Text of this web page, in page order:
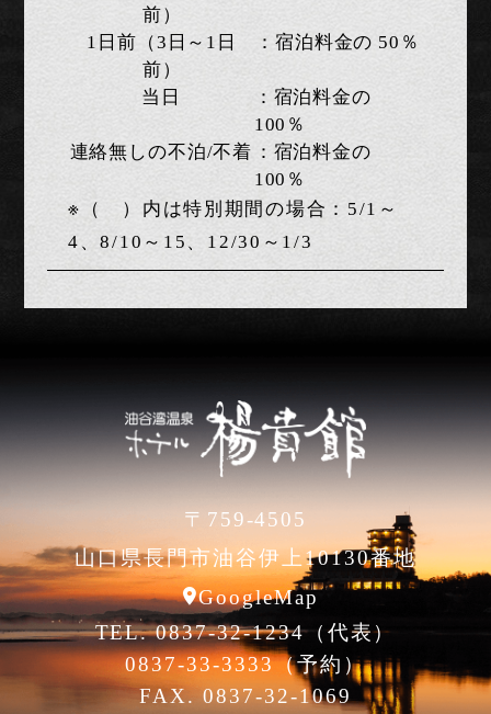
前）
1日前（3日～1日
前）
：宿泊料金の 50％
当日
：宿泊料金の
100％
連絡無しの不泊/不着 ：宿泊料金の
100％
※（ ）内は特別期間の場合：5/1～
4、8/10～15、12/30～1/3
〒759-4505
山口県長門市油谷伊上10130番地
GoogleMap
TEL. 0837-32-1234（代表）
0837-33-3333（予約）
FAX. 0837-32-1069